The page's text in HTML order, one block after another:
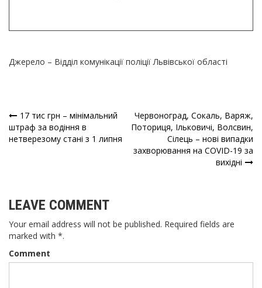
Джерело – Відділ комунікації поліції Львівської області
Навігація
записів
17 тис грн – мінімальний
штраф за водіння в
нетверезому стані з 1 липня
Червоноград, Сокаль, Варяж,
Поториця, Ільковичі, Волсвин,
Сілець – нові випадки
захворювання на COVID-19 за
вихідні
LEAVE COMMENT
Your email address will not be published. Required fields are
marked with *.
Comment